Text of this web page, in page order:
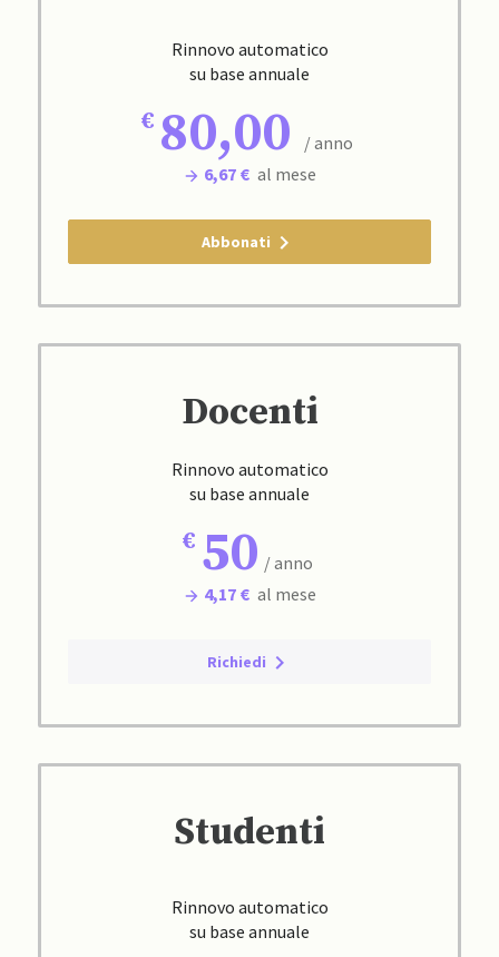
Rinnovo automatico
su base annuale
80,00
/ anno
6,67 € al mese
Abbonati
Docenti
Rinnovo automatico
su base annuale
50 / anno
4,17 € al mese
Richiedi
Studenti
Rinnovo automatico
su base annuale